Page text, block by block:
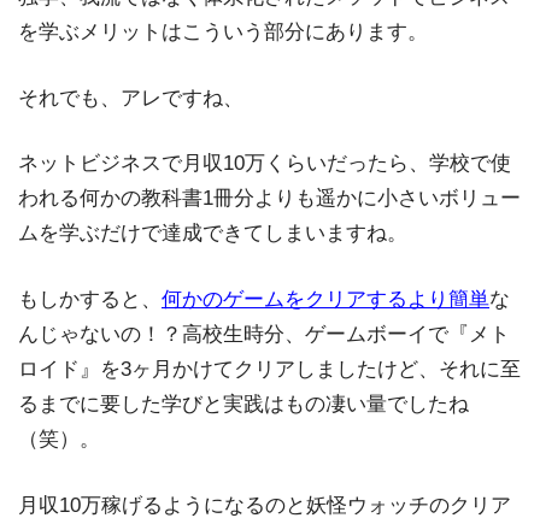
を学ぶメリットはこういう部分にあります。
それでも、アレですね、
ネットビジネスで月収10万くらいだったら、学校で使
われる何かの教科書1冊分よりも遥かに小さいボリュー
ムを学ぶだけで達成できてしまいますね。
もしかすると、 何かのゲームをクリアするより簡単な
んじゃないの！？高校生時分、ゲームボーイで『メト
ロイド』を3ヶ月かけてクリアしましたけど、それに至
るまでに要した学びと実践はもの凄い量でしたね
（笑）。
月収10万稼げるようになるのと妖怪ウォッチのクリア